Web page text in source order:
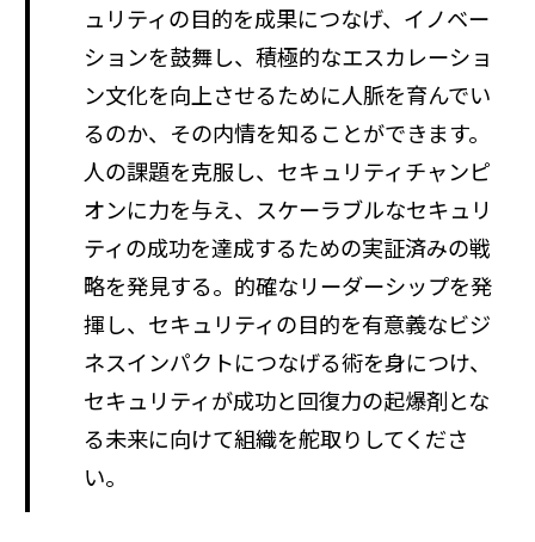
ュリティの目的を成果につなげ、イノベー
ションを鼓舞し、積極的なエスカレーショ
ン文化を向上させるために人脈を育んでい
るのか、その内情を知ることができます。
人の課題を克服し、セキュリティチャンピ
オンに力を与え、スケーラブルなセキュリ
ティの成功を達成するための実証済みの戦
略を発見する。的確なリーダーシップを発
揮し、セキュリティの目的を有意義なビジ
ネスインパクトにつなげる術を身につけ、
セキュリティが成功と回復力の起爆剤とな
る未来に向けて組織を舵取りしてくださ
い。